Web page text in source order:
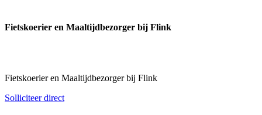
Fietskoerier en Maaltijdbezorger bij Flink
Fietskoerier en Maaltijdbezorger bij Flink
Solliciteer direct